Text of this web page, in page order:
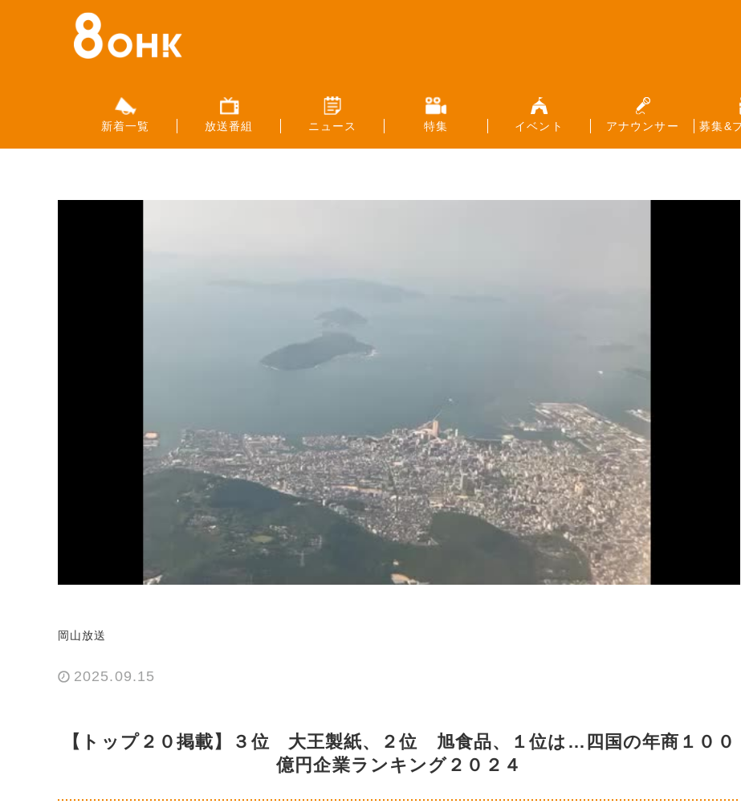
新着一覧 放送番組 ニュース 特集 イベント アナウンサー 募集&
岡山放送
2025.09.15
【トップ２０掲載】３位 大王製紙、２位 旭食品、１位は…四国の年商１００
億円企業ランキング２０２４